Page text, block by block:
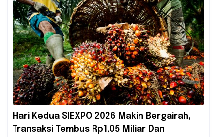
Hari Kedua SIEXPO 2026 Makin Bergairah,
Transaksi Tembus Rp1,05 Miliar Dan